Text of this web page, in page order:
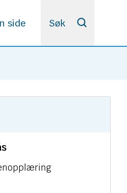
side Søk